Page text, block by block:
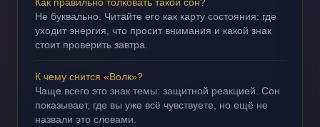
Не буквально. Читайте его как карту состояния: где
уходит энергия, что просит внимания и какой знак
стоит проверить завтра.
К чему снится «Волк»?
Чаще всего это знак темы: защитной реакцией. Сон
показывает, где вы уже всё чувствуете, но ещё не
назвали это словами.